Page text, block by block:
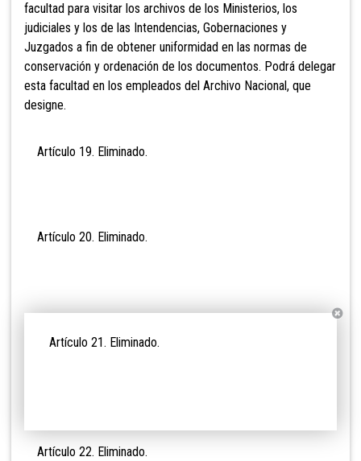
facultad para visitar los archivos de los Ministerios, los
judiciales y los de las Intendencias, Gobernaciones y
Juzgados a fin de obtener uniformidad en las normas de
conservación y ordenación de los documentos. Podrá delegar
esta facultad en los empleados del Archivo Nacional, que
designe.
Artículo 19. Eliminado.
Artículo 20. Eliminado.
Artículo 21. Eliminado.
Artículo 22. Eliminado.